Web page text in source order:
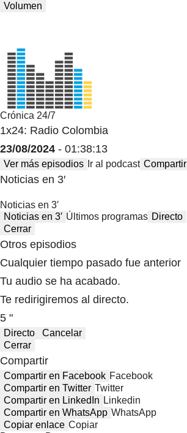
Volumen
Crónica 24/7
1x24: Radio Colombia
23/08/2024 - 01:38:13
Ver más episodios Ir al podcast Compartir
Noticias en 3′
Noticias en 3′
Noticias en 3′ Últimos programas Directo
Cerrar
Otros episodios
Cualquier tiempo pasado fue anterior
Tu audio se ha acabado.
Te redirigiremos al directo.
5 "
Directo
Cancelar
Cerrar
Compartir
Compartir en Facebook Facebook
Compartir en Twitter Twitter
Compartir en LinkedIn Linkedin
Compartir en WhatsApp WhatsApp
Copiar enlace Copiar